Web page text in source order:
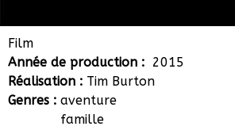
Film
Année de production : 2015
Réalisation : Tim Burton
Genres : aventure
famille